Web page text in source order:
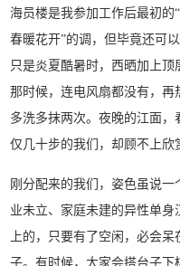
海员楼是我参加工作后最初的
春暖花开”的调，但毕竟还可
只是炎夏酷暑时，西晒加上顶
那时候，连电风扇都没有，
多洗多抹两次。夜晚的江面
仅几十步的我们，却顾不上
刚分配来的我们，姿色虽说
业未立、家庭未建的异性单
上的，只要有了空闲，必会
子。有时候，大家会搭台子下